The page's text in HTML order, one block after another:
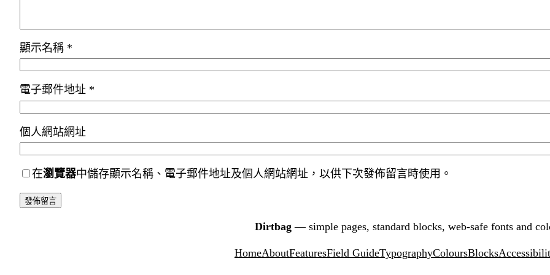
顯示名稱 *
電子郵件地址 *
個人網站網址
在瀏覽器中儲存顯示名稱、電子郵件地址及個人網站網址，以供下次發佈留言時使用。
Dirtbag— simple pages, standard blocks, web-safe fonts and
HomeAboutFeaturesField GuideTypographyColoursBlocks